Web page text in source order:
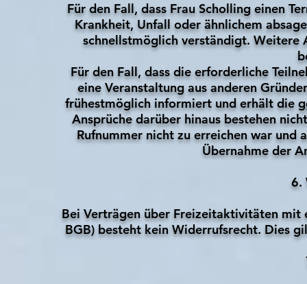
Für den Fall, dass Frau Scholling einen
Krankheit, Unfall oder ähnlichem
schnellstmöglich verständigt. Weitere
Für den Fall, dass die erforderliche
eine Veranstaltung aus anderen
frühestmöglich informiert und erhält die
Ansprüche darüber hinaus bestehen
Rufnummer nicht zu erreichen war und
Übernahme der
6.
Bei Verträgen über Freizeitaktivitäten mit
BGB) besteht kein Widerrufsrecht. Dies